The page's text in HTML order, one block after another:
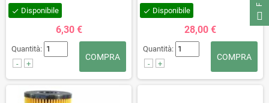
check Disponibile
6,30 €
Quantità:
-
+
COMPRA
check Disponibile
28,00 €
Quantità:
-
+
COMPRA